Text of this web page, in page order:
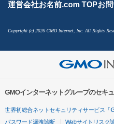
運営会社お名前.com TOPお
Copyright (c) 2026 GMO Internet, Inc. All Rights
GMOインターネットグループのセキ
世界初総合ネットセキュリティサービス「
パスワード漏洩診断
Webサイトリスク